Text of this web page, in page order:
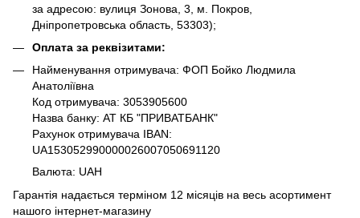
за адресою: вулиця Зонова, 3, м. Покров,
Дніпропетровська область, 53303);
Оплата за реквізитами:
Найменування отримувача: ФОП Бойко Людмила
Анатоліївна
Код отримувача: 3053905600
Назва банку: АТ КБ "ПРИВАТБАНК"
Рахунок отримувача IBAN:
UA153052990000026007050691120
Валюта: UAH
Гарантія надається терміном 12 місяців на весь асортимент
нашого інтернет-магазину